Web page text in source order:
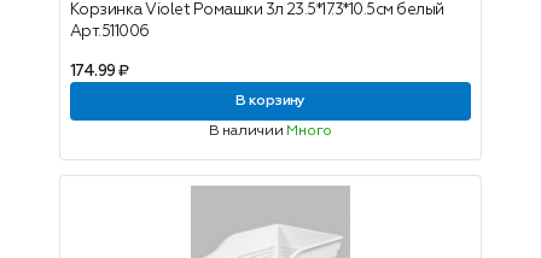
Корзинка Violet Ромашки 3л 23.5*17.3*10.5см белый
Арт.511006
174.99 ₽
В корзину
В наличии Много